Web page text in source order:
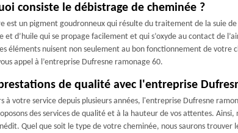
consiste le débistrage de cheminée ?
est un pigment goudronneux qui résulte du traitement de la suie
et d’huile qui se propage facilement et qui s’oxyde au contact de
éléments nuisent non seulement au bon fonctionnement de
appel à l’entreprise Dufresne ramonage 60.
de qualité avec l'entreprise
à votre service depuis plusieurs années, l'entreprise Dufresne
des services de qualité et à la hauteur de vos attentes.
Quel que soit le type de votre cheminée, nous saurons